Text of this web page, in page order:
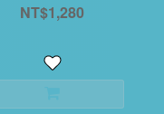
NT$1,280